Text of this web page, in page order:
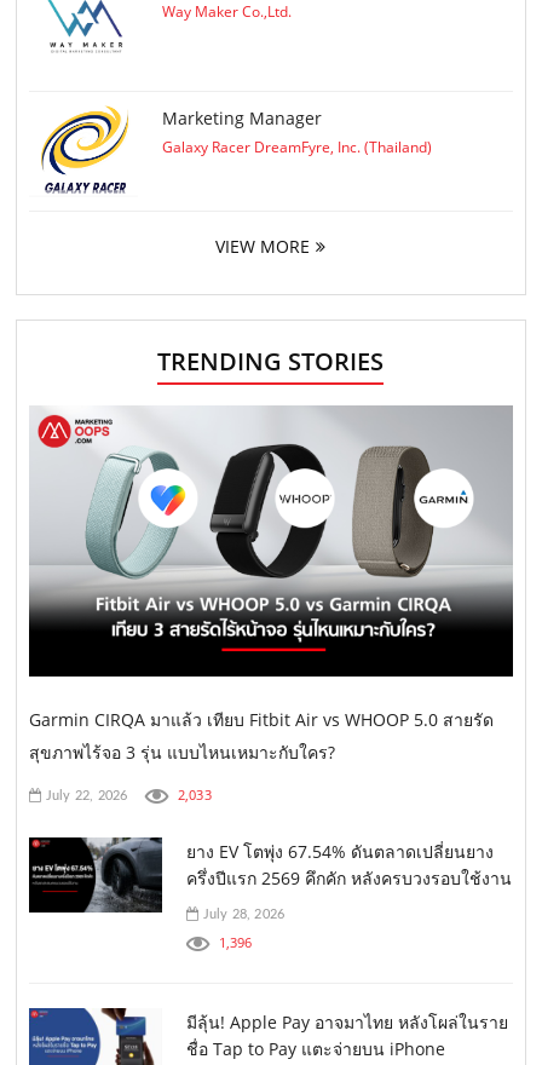
Way Maker Co.,Ltd.
Marketing Manager
Galaxy Racer DreamFyre, Inc. (Thailand)
VIEW MORE
TRENDING STORIES
Garmin CIRQA มาแล้ว เทียบ Fitbit Air vs WHOOP 5.0 สายรัด
สุขภาพไร้จอ 3 รุ่น แบบไหนเหมาะกับใคร?
July 22, 2026 2,033
ยาง EV โตพุ่ง 67.54% ดันตลาดเปลี่ยนยาง
ครึ่งปีแรก 2569 คึกคัก หลังครบวงรอบใช้งาน
July 28, 2026
1,396
มีลุ้น! Apple Pay อาจมาไทย หลังโผล่ในราย
ชื่อ Tap to Pay แตะจ่ายบน iPhone